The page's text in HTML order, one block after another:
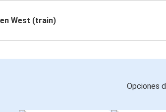
West (train)
Opciones